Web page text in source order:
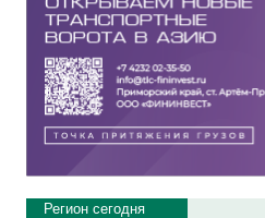
Регион сегодня